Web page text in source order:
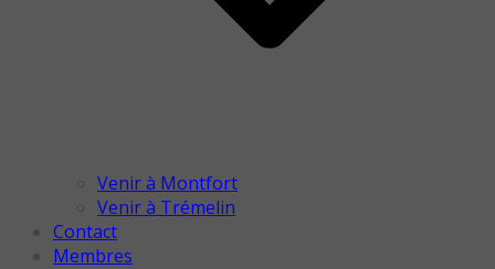
Venir à Montfort
Venir à Trémelin
Contact
Membres